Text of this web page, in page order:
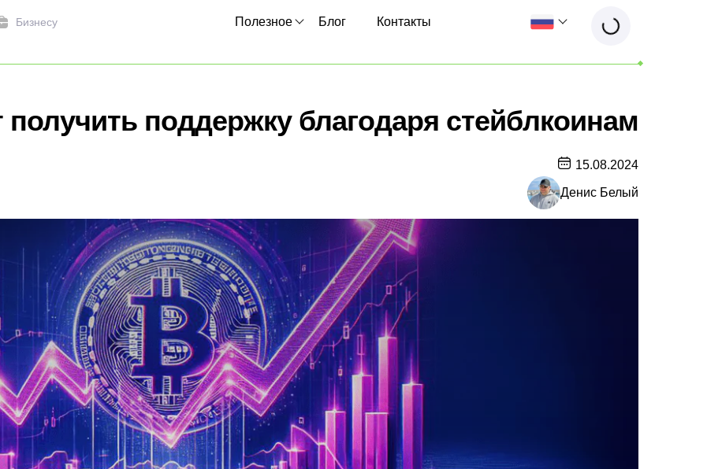
Бизнесу Полезное Блог Контакты
поддержку благодаря стейблкоинам
15.08.2024
Денис Белый